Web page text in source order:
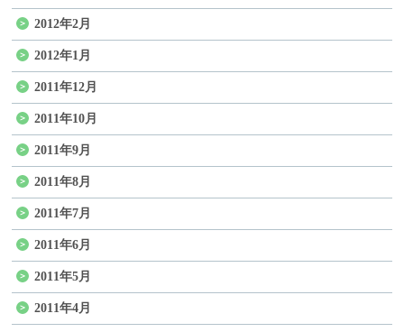
2012年2月
2012年1月
2011年12月
2011年10月
2011年9月
2011年8月
2011年7月
2011年6月
2011年5月
2011年4月